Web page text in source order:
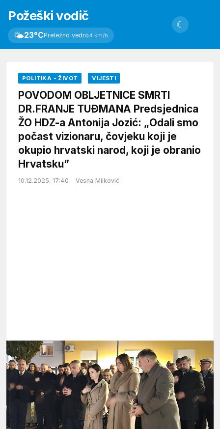
Požeški vodič
🌤23°CPretežno vedro4 km/h
☾
POLITIKA - ŽIVOT VIJESTI
POVODOM OBLJETNICE SMRTI
DR.FRANJE TUĐMANA Predsjednica
ŽO HDZ-a Antonija Jozić: „Odali smo
počast vizionaru, čovjeku koji je
okupio hrvatski narod, koji je obranio
Hrvatsku”
10.12.2025. 17:40 Vesna Milković